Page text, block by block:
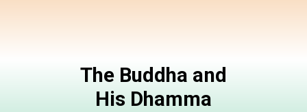
The Buddha and
His Dhamma